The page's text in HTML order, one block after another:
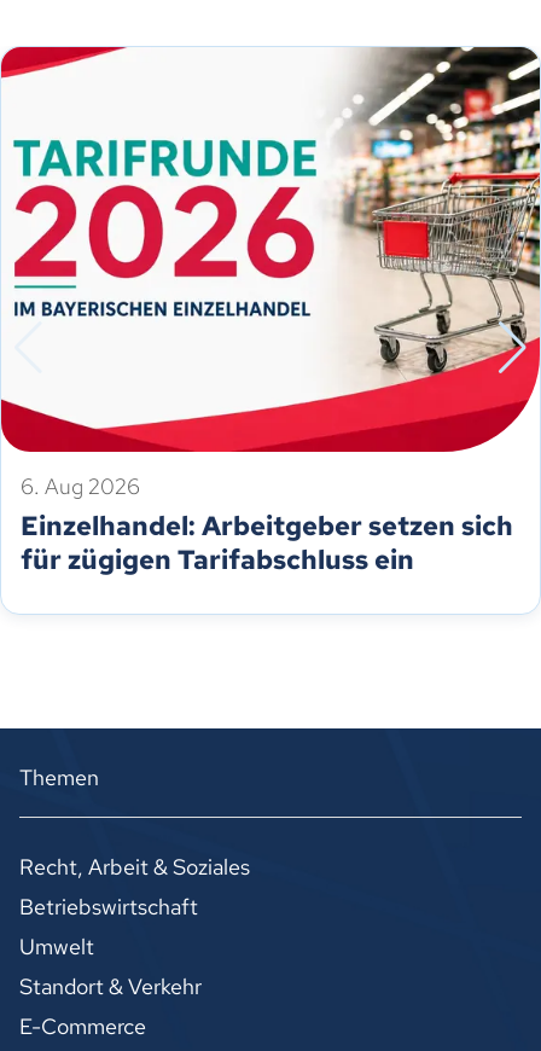
6. Aug 2026
Einzelhandel: Arbeitgeber setzen sich
für zügigen Tarifabschluss ein
Themen
Recht, Arbeit & Soziales
Betriebswirtschaft
Umwelt
Standort & Verkehr
E-Commerce